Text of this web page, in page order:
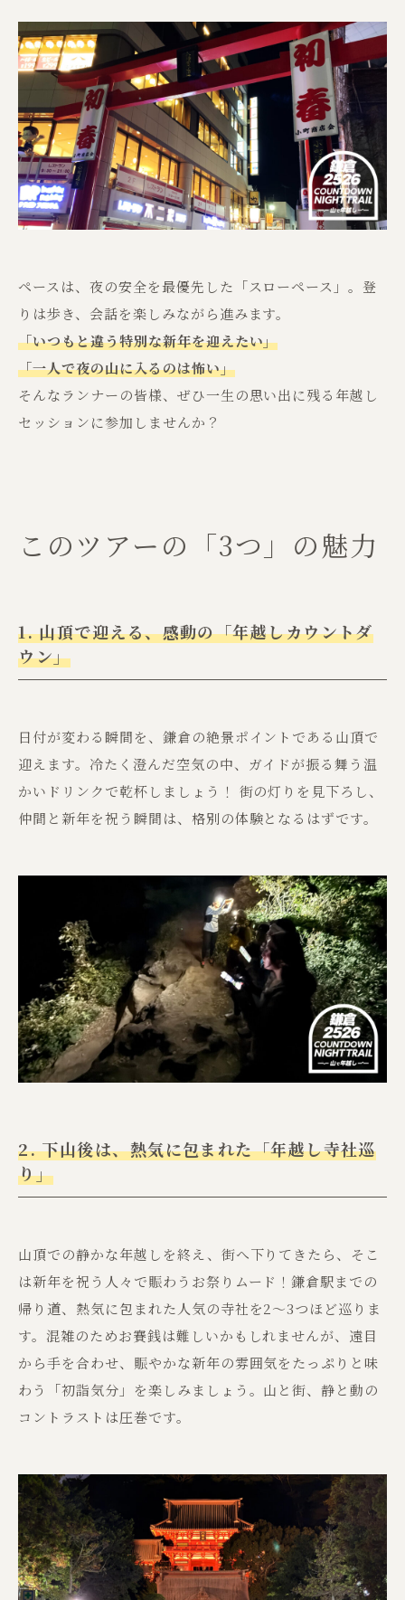
ペースは、夜の安全を最優先した「スローペース」。登
りは歩き、会話を楽しみながら進みます。
「いつもと違う特別な新年を迎えたい」
「一人で夜の山に入るのは怖い」
そんなランナーの皆様、ぜひ一生の思い出に残る年越し
セッションに参加しませんか？
このツアーの「3つ」の魅力
1. 山頂で迎える、感動の「年越しカウントダ
ウン」
日付が変わる瞬間を、鎌倉の絶景ポイントである山頂で
迎えます。冷たく澄んだ空気の中、ガイドが振る舞う温
かいドリンクで乾杯しましょう！ 街の灯りを見下ろし、
仲間と新年を祝う瞬間は、格別の体験となるはずです。
2. 下山後は、熱気に包まれた「年越し寺社巡
り」
山頂での静かな年越しを終え、街へ下りてきたら、そこ
は新年を祝う人々で賑わうお祭りムード！鎌倉駅までの
帰り道、熱気に包まれた人気の寺社を2～3つほど巡りま
す。混雑のためお賽銭は難しいかもしれませんが、遠目
から手を合わせ、賑やかな新年の雰囲気をたっぷりと味
わう「初詣気分」を楽しみましょう。山と街、静と動の
コントラストは圧巻です。